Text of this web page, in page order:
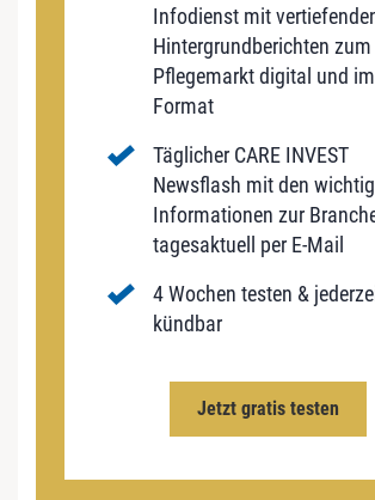
Infodienst mit
Hintergrundberichten zum
Pflegemarkt digital und
Format
Täglicher CARE INVEST
Newsflash mit den
Informationen zur
tagesaktuell per E-Mail
4 Wochen testen &
kündbar
Jetzt gratis testen